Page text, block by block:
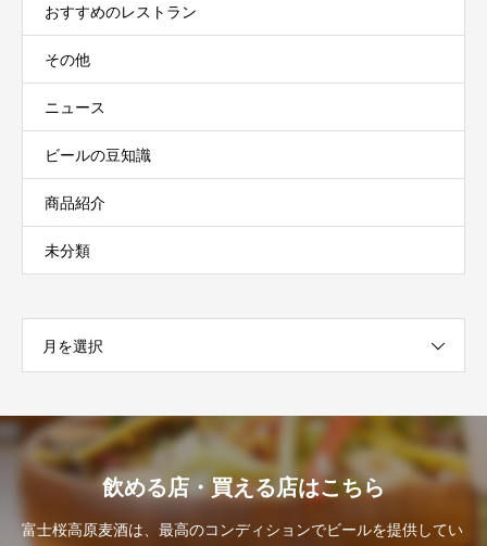
おすすめのレストラン
その他
ニュース
ビールの豆知識
商品紹介
未分類
月を選択
飲める店・買える店はこちら
富士桜高原麦酒は、最高のコンディションでビールを提供してい